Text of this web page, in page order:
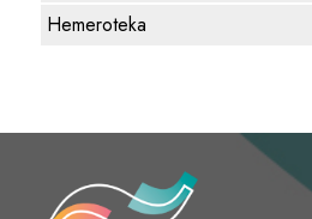
Hemeroteka